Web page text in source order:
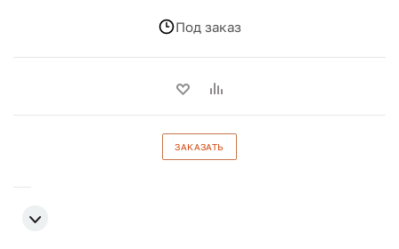
Под заказ
ЗАКАЗАТЬ